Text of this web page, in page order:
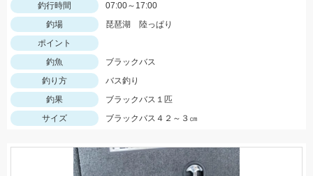
釣行時間
07:00～17:00
釣場
琵琶湖 陸っぱり
ポイント
釣魚
ブラックバス
釣り方
バス釣り
釣果
ブラックバス１匹
サイズ
ブラックバス４２～３㎝